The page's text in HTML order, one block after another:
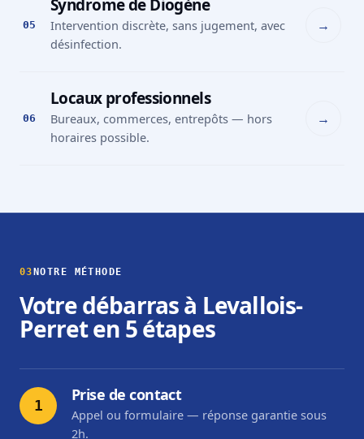
05
Syndrome de Diogène
Intervention discrète, sans jugement, avec
désinfection.
→
06
Locaux professionnels
Bureaux, commerces, entrepôts — hors
horaires possible.
→
03 NOTRE MÉTHODE
Votre débarras à Levallois-
Perret en 5 étapes
1
Prise de contact
Appel ou formulaire — réponse garantie sous
2h.